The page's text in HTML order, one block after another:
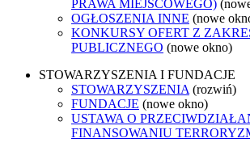
PRAWA MIEJSCOWEGO)
OGŁOSZENIA INNE (nowe
KONKURSY OFERT Z
PUBLICZNEGO (nowe okno)
STOWARZYSZENIA I FUNDACJE
STOWARZYSZENIA (rozwiń)
FUNDACJE (nowe okno)
USTAWA O
FINANSOWANIU